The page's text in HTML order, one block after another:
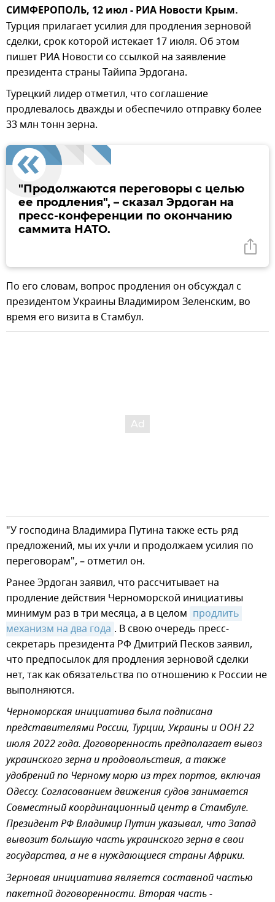
СИМФЕРОПОЛЬ, 12 июл - РИА Новости Крым.
Турция прилагает усилия для продления зерновой
сделки, срок которой истекает 17 июля. Об этом
пишет РИА Новости со ссылкой на заявление
президента страны Тайипа Эрдогана.
Турецкий лидер отметил, что соглашение
продлевалось дважды и обеспечило отправку более
33 млн тонн зерна.
"Продолжаются переговоры с целью
ее продления", – сказал Эрдоган на
пресс-конференции по окончанию
саммита НАТО.
По его словам, вопрос продления он обсуждал с
президентом Украины Владимиром Зеленским, во
время его визита в Стамбул.
"У господина Владимира Путина также есть ряд
предложений, мы их учли и продолжаем усилия по
переговорам", – отметил он.
Ранее Эрдоган заявил, что рассчитывает на
продление действия Черноморской инициативы
минимум раз в три месяца, а в целом продлить
механизм на два года . В свою очередь пресс-
секретарь президента РФ Дмитрий Песков заявил,
что предпосылок для продления зерновой сделки
нет, так как обязательства по отношению к России не
выполняются.
Черноморская инициатива была подписана
представителями России, Турции, Украины и ООН 22
июля 2022 года. Договоренность предполагает вывоз
украинского зерна и продовольствия, а также
удобрений по Черному морю из трех портов, включая
Одессу. Согласованием движения судов занимается
Совместный координационный центр в Стамбуле.
Президент РФ Владимир Путин указывал, что Запад
вывозит большую часть украинского зерна в свои
государства, а не в нуждающиеся страны Африки.
Зерновая инициатива является составной частью
пакетной договоренности. Вторая часть -